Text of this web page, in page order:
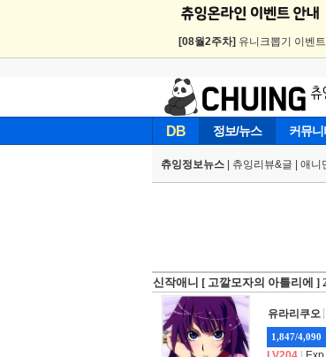
[08월2주차] 유니크뽑기 이벤
DB 정보/뉴스 커뮤니
츄잉정보뉴스 츄잉리뷰&글 애니
신작애니 [ 고깔모자의 아틀리에 ]
유라리쿠오
1,847/4,090